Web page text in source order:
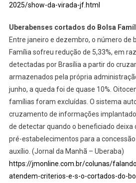
2025/show-da-virada-jf.html
Uberabenses cortados do Bolsa
Entre janeiro e dezembro, o número de
Família sofreu redução de 5,33%, em
detectadas por Brasília a partir do
armazenados pela própria
junho, a queda foi de quase 10%.
famílias foram excluídas. O sistema
cruzamento de informações
de detectar quando o beneficiado deixa
pré-estabelecimentos para a
auxílio. (Jornal da Manhã – Uberaba)
https://jmonline.com.br/colunas/
atendem-criterios-e-s-o-cortados-do-